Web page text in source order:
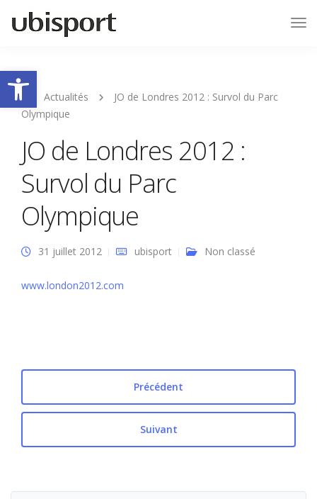
Ouvrir la barre d’outils
Actualités
JO de Londres 2012 : Survol du Parc
Olympique
JO de Londres 2012 :
Survol du Parc
Olympique
31 juillet 2012 ubisport Non classé
www.london2012.com
Précédent
Suivant